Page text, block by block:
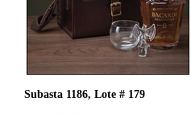
Subasta 1186, Lote # 179